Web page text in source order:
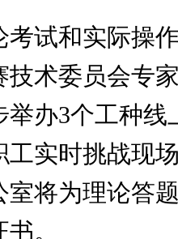
试和实际操作
技术委员会专
举办3个工种线
工实时挑战现
室将为理论答
。